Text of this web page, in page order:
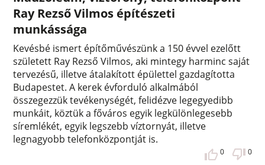
Ray Rezső Vilmos építészeti
munkássága
Kevésbé ismert építőművészünk a 150 évvel ezelőtt
született Ray Rezső Vilmos, aki mintegy harminc saját
tervezésű, illetve átalakított épülettel gazdagította
Budapestet. A kerek évforduló alkalmából
összegezzük tevékenységét, felidézve legegyedibb
munkáit, köztük a főváros egyik legkülönlegesebb
síremlékét, egyik legszebb víztornyát, illetve
legnagyobb telefonközpontját is.
0 0